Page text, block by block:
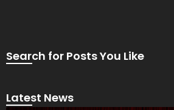
Search for Posts You Like
Latest News